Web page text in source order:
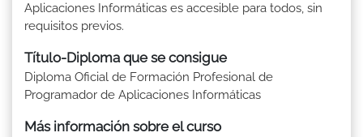
Aplicaciones Informáticas es accesible para todos, sin
requisitos previos.
Título-Diploma que se consigue
Diploma Oficial de Formación Profesional de
Programador de Aplicaciones Informáticas
Más información sobre el curso